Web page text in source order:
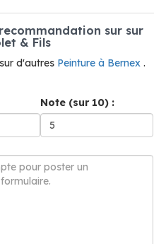
sur sur
& Fils
d'autres Peinture à Bernex .
Note (sur 10) :